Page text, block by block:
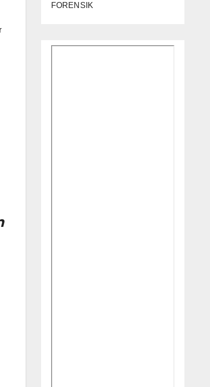
FORENSIK